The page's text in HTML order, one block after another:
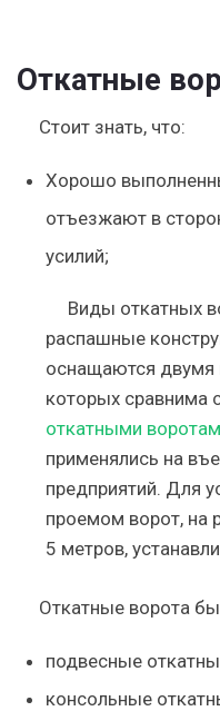
Откатные
Стоит знать, что:
Хорошо
отъезжают в
усилий;
Виды откатных
распашные
оснащаются двумя
которых сравнима
откатными
применялись на
предприятий. Для
проемом ворот, на
5 метров,
Откатные ворота
подвесные
консольные